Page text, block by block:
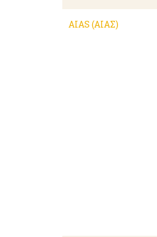
AIAS (ΑΙΑΣ)